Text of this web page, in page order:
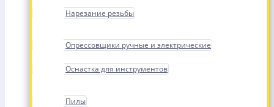
Нарезание резьбы
Опрессовщики ручные и электрические
Оснастка для инструментов
Пилы